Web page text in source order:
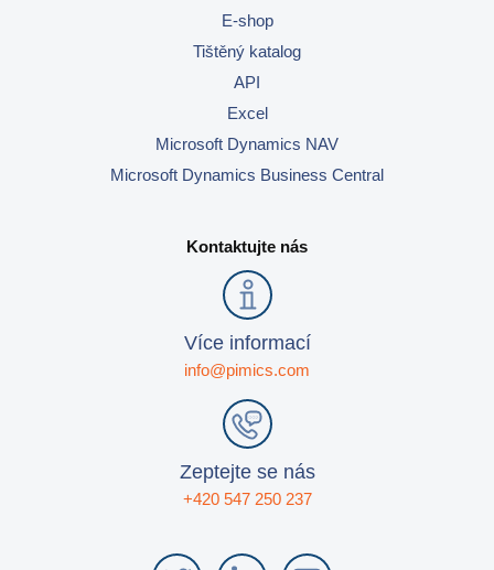
E-shop
Tištěný katalog
API
Excel
Microsoft Dynamics NAV
Microsoft Dynamics Business Central
Kontaktujte nás
Více informací
info@pimics.com
Zeptejte se nás
+420 547 250 237